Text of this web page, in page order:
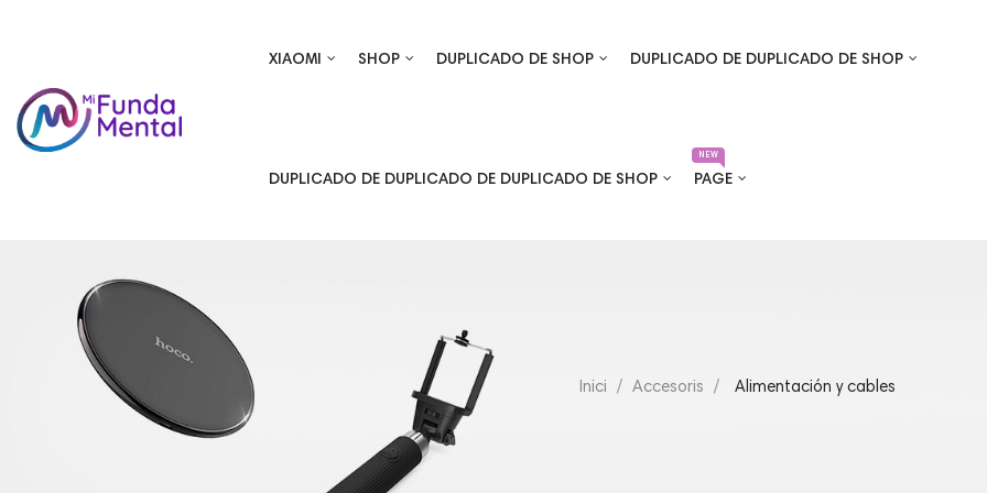
XIAOMI SHOP DUPLICADO DE SHOP DUPLICADO DE DUPLICADO DE SHOP
DUPLICADO DE DUPLICADO DE DUPLICADO DE SHOP PAGE
NEW
Inici Accesoris Alimentación y cables